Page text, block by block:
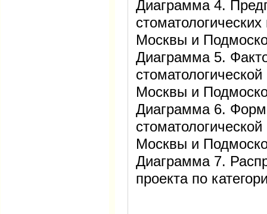
Диаграмма 4.
Москвы и
Диаграмма 5.
Москвы и
Диаграмма 6.
Москвы и
Диаграмма 7.
проекта по